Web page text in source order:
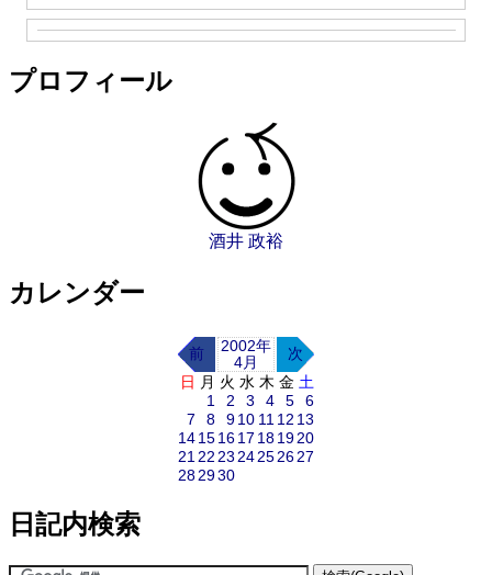
プロフィール
酒井 政裕
カレンダー
前
2002年
4月
次
日 月 火 水 木 金 土
1
2 3 4 5
6
7
8 910 11 12 13
14151617 181920
21 22 23 24252627
282930
日記内検索